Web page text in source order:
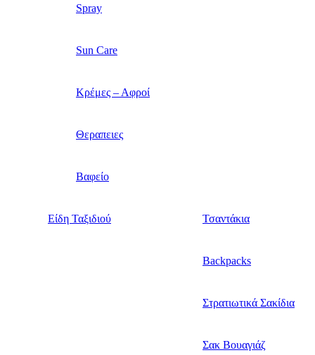
Spray
Sun Care
Κρέμες – Αφροί
Θεραπειες
Βαφείο
Είδη Ταξιδιού Τσαντάκια
Backpacks
Στρατιωτικά Σακίδια
Σακ Βουαγιάζ